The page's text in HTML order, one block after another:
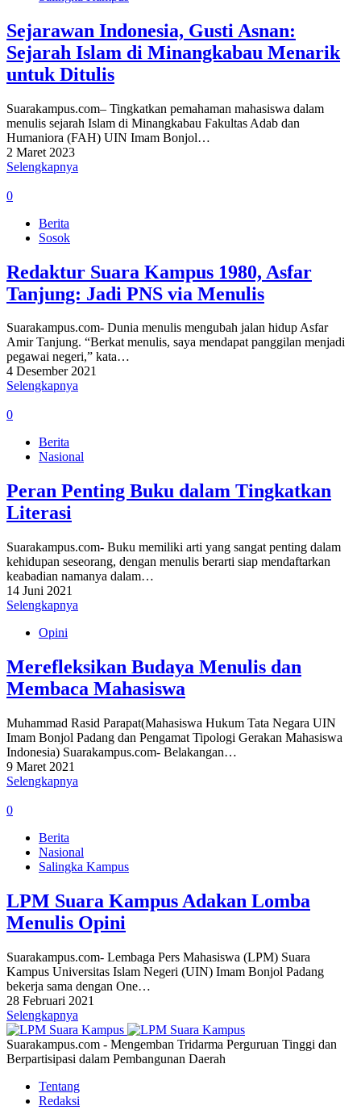
Sejarawan Indonesia, Gusti Asnan:
Sejarah Islam di Minangkabau Menarik
untuk Ditulis
Suarakampus.com– Tingkatkan pemahaman mahasiswa dalam
menulis sejarah Islam di Minangkabau Fakultas Adab dan
Humaniora (FAH) UIN Imam Bonjol…
2 Maret 2023
Selengkapnya
0
Berita
Sosok
Redaktur Suara Kampus 1980, Asfar
Tanjung: Jadi PNS via Menulis
Suarakampus.com- Dunia menulis mengubah jalan hidup Asfar
Amir Tanjung. “Berkat menulis, saya mendapat panggilan menjadi
pegawai negeri,” kata…
4 Desember 2021
Selengkapnya
0
Berita
Nasional
Peran Penting Buku dalam Tingkatkan
Literasi
Suarakampus.com- Buku memiliki arti yang sangat penting dalam
kehidupan seseorang, dengan menulis berarti siap mendaftarkan
keabadian namanya dalam…
14 Juni 2021
Selengkapnya
Opini
Merefleksikan Budaya Menulis dan
Membaca Mahasiswa
Muhammad Rasid Parapat(Mahasiswa Hukum Tata Negara UIN
Imam Bonjol Padang dan Pengamat Tipologi Gerakan Mahasiswa
Indonesia) Suarakampus.com- Belakangan…
9 Maret 2021
Selengkapnya
0
Berita
Nasional
Salingka Kampus
LPM Suara Kampus Adakan Lomba
Menulis Opini
Suarakampus.com- Lembaga Pers Mahasiswa (LPM) Suara
Kampus Universitas Islam Negeri (UIN) Imam Bonjol Padang
bekerja sama dengan One…
28 Februari 2021
Selengkapnya
Suarakampus.com - Mengemban Tridarma Perguruan Tinggi dan
Berpartisipasi dalam Pembangunan Daerah
Tentang
Redaksi